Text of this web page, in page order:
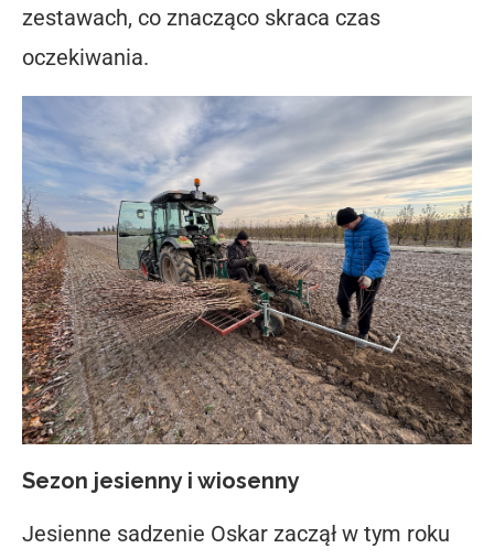
zestawach, co znacząco skraca czas
oczekiwania.
Sezon jesienny i wiosenny
Jesienne sadzenie Oskar zaczął w tym roku